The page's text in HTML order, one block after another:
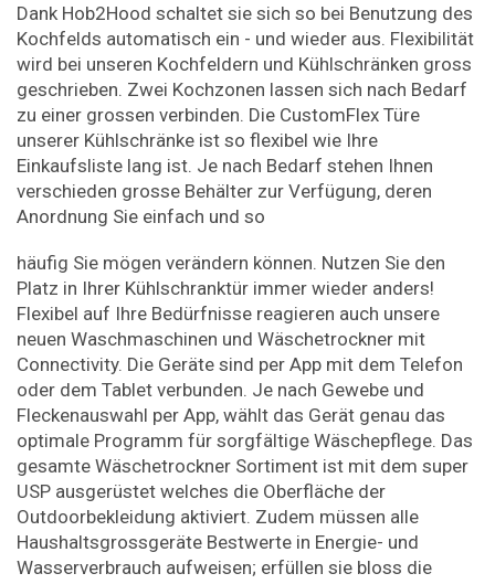
Dank Hob2Hood schaltet sie sich so bei Benutzung des
Kochfelds automatisch ein - und wieder aus. Flexibilität
wird bei unseren Kochfeldern und Kühlschränken gross
geschrieben. Zwei Kochzonen lassen sich nach Bedarf
zu einer grossen verbinden. Die CustomFlex Türe
unserer Kühlschränke ist so flexibel wie Ihre
Einkaufsliste lang ist. Je nach Bedarf stehen Ihnen
verschieden grosse Behälter zur Verfügung, deren
Anordnung Sie einfach und so
häufig Sie mögen verändern können. Nutzen Sie den
Platz in Ihrer Kühlschranktür immer wieder anders!
Flexibel auf Ihre Bedürfnisse reagieren auch unsere
neuen Waschmaschinen und Wäschetrockner mit
Connectivity. Die Geräte sind per App mit dem Telefon
oder dem Tablet verbunden. Je nach Gewebe und
Fleckenauswahl per App, wählt das Gerät genau das
optimale Programm für sorgfältige Wäschepflege. Das
gesamte Wäschetrockner Sortiment ist mit dem super
USP ausgerüstet welches die Oberfläche der
Outdoorbekleidung aktiviert. Zudem müssen alle
Haushaltsgrossgeräte Bestwerte in Energie- und
Wasserverbrauch aufweisen; erfüllen sie bloss die